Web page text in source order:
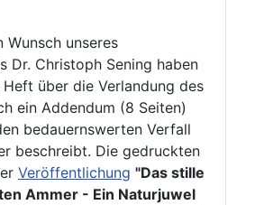
Wunsch unseres
Dr. Christoph Sening haben
über die Verlandung des
ein Addendum (8 Seiten)
bedauernswerten Verfall
beschreibt. Die gedruckten
Veröffentlichung "Das stille
Ammer - Ein Naturjuwel